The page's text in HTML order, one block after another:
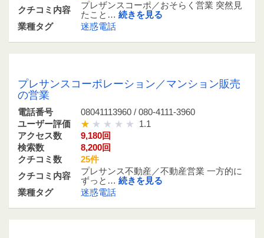
クチコミ内容
プレザンスコーポ／おそらく営業 突然見
たこと… 続きを見る
業種タグ
迷惑電話
プレサンスコーポレーション／マンション販売
の営業
電話番号
08041113960 / 080-4111-3960
ユーザー評価
1.1
アクセス数
9,180回
検索数
8,200回
クチコミ数
25件
クチコミ内容
プレサンス不動産／不動産営業 一方的に
ずっと… 続きを見る
業種タグ
迷惑電話